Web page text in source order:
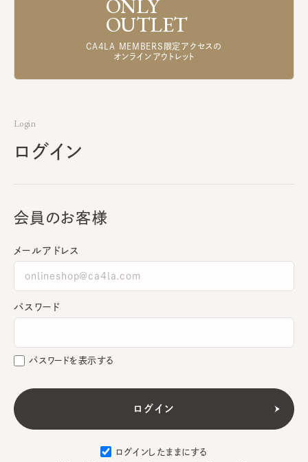
ONLY
OUTLET
CA4LA MEMBERS限定アクセスの
オンラインアウトレット
Login
ログイン
会員のお客様
メールアドレス
パスワード
パスワードを表示する
ログインしたままにする